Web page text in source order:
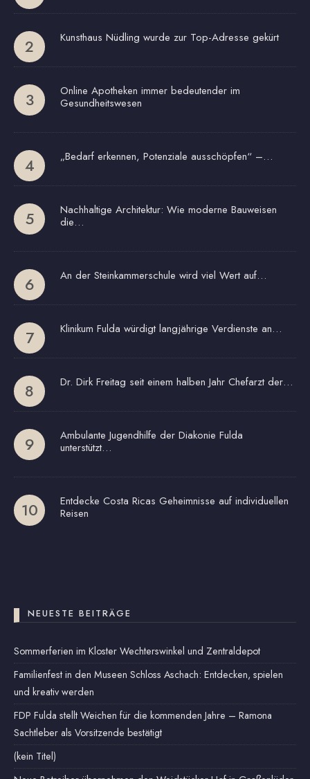
Kunsthaus Nüdling wurde zur Top-Adresse gekürt
Online Apotheken immer bedeutender im
Gesundheitswesen
„Bedarf erkennen, Potenziale ausschöpfen“ –…
Nachhaltige Architektur: Wie moderne Bauweisen
die…
An der Steinkammerschule wird viel Wert auf…
Klinikum Fulda würdigt langjährige Verdienste an…
Dr. Dirk Freitag seit einem halben Jahr Chefarzt der…
Ambulante Jugendhilfe der Diakonie Fulda
unterstützt…
Entdecke Costa Ricas Geheimnisse auf individuellen
Reisen
NEUESTE BEITRÄGE
Sommerferien im Kloster Wechterswinkel und Zentraldepot
Familienfest in den Museen Schloss Aschach: Entdecken, spielen
und kreativ werden
FDP Fulda stellt Weichen für die kommenden Jahre – Ramona
Sachtleber als Vorsitzende bestätigt
(kein Titel)